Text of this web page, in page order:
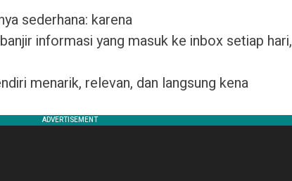
sederhana: karena
informasi yang masuk ke inbox setiap hari,
menarik, relevan, dan langsung kena